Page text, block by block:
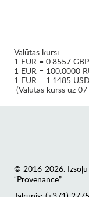
Valūtas kursi:
1 EUR = 0.8557 GBP
1 EUR = 100.0000
1 EUR = 1.1485 USD
(Valūtas kurss uz
© 2016-2026. Izsoļu
“Provenance”